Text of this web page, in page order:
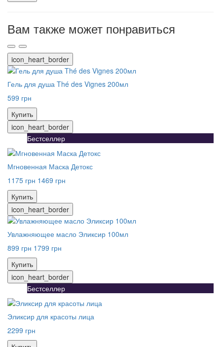
Вам также может понравиться
icon_heart_border
Гель для душа Thé des Vignes 200мл
599 грн
Купить
icon_heart_border
Бестселлер
Мгновенная Маска Детокс
1175 грн 1469 грн
Купить
icon_heart_border
Увлажняющее масло Эликсир 100мл
899 грн 1799 грн
Купить
icon_heart_border
Бестселлер
Эликсир для красоты лица
2299 грн